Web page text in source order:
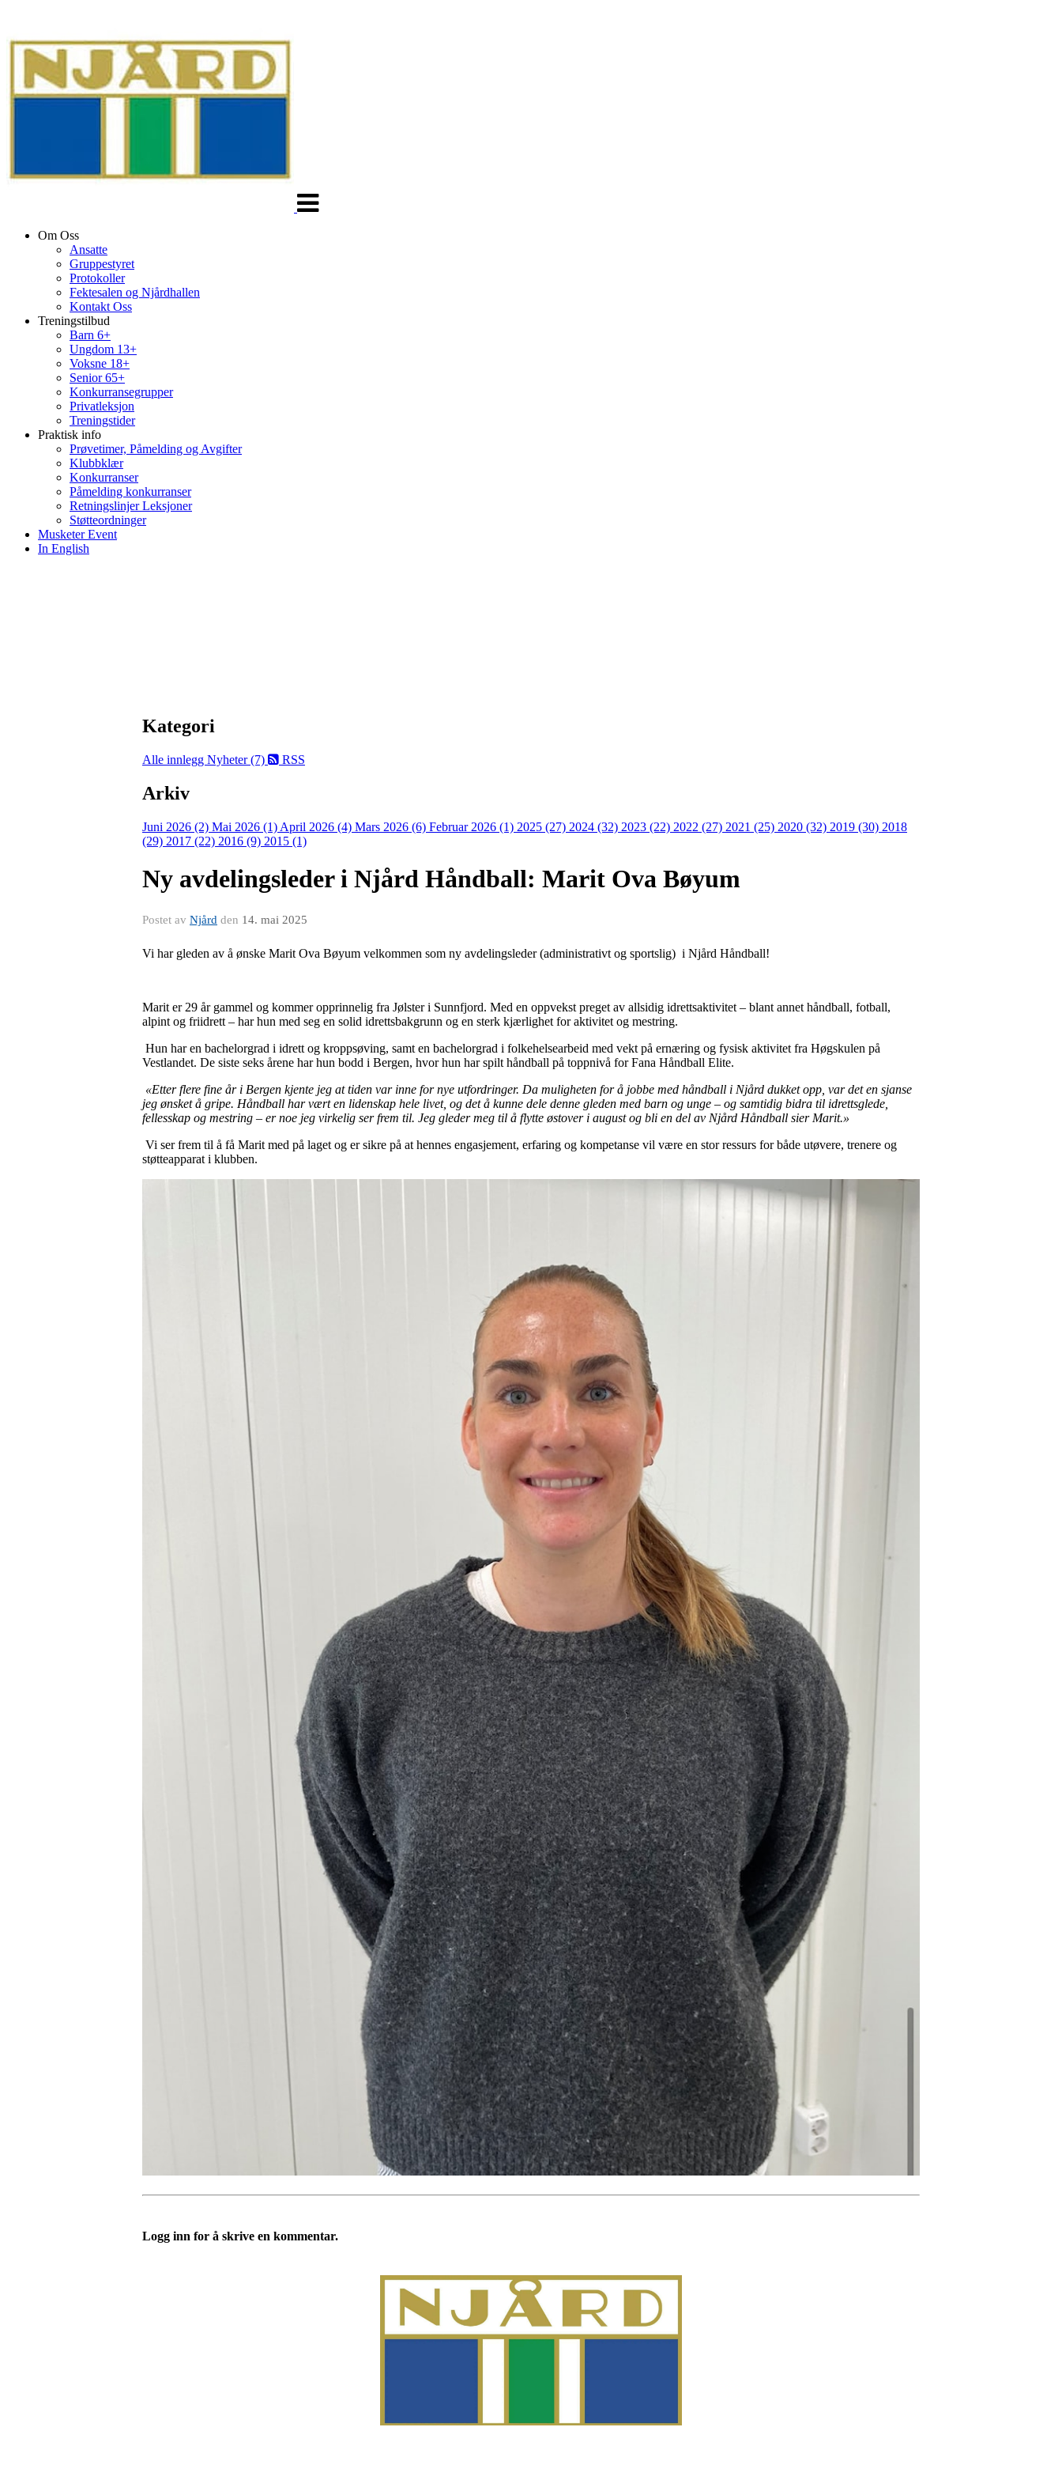
Om Oss
Ansatte
Gruppestyret
Protokoller
Fektesalen og Njårdhallen
Kontakt Oss
Treningstilbud
Barn 6+
Ungdom 13+
Voksne 18+
Senior 65+
Konkurransegrupper
Privatleksjon
Treningstider
Praktisk info
Prøvetimer, Påmelding og Avgifter
Klubbklær
Konkurranser
Påmelding konkurranser
Retningslinjer Leksjoner
Støtteordninger
Musketer Event
In English
Kategori
Alle innlegg Nyheter (7) RSS
Arkiv
Juni 2026 (2) Mai 2026 (1) April 2026 (4) Mars 2026 (6) Februar 2026 (1) 2025 (27) 2024 (32) 2023 (22) 2022 (27) 2021 (25) 2020 (32) 2019 (30) 2018
(29) 2017 (22) 2016 (9) 2015 (1)
Ny avdelingsleder i Njård Håndball: Marit Ova Bøyum
Postet av Njård den 14. mai 2025
Vi har gleden av å ønske Marit Ova Bøyum velkommen som ny avdelingsleder (administrativt og sportslig) i Njård Håndball!
Marit er 29 år gammel og kommer opprinnelig fra Jølster i Sunnfjord. Med en oppvekst preget av allsidig idrettsaktivitet – blant annet håndball, fotball,
alpint og friidrett – har hun med seg en solid idrettsbakgrunn og en sterk kjærlighet for aktivitet og mestring.
Hun har en bachelorgrad i idrett og kroppsøving, samt en bachelorgrad i folkehelsearbeid med vekt på ernæring og fysisk aktivitet fra Høgskulen på
Vestlandet. De siste seks årene har hun bodd i Bergen, hvor hun har spilt håndball på toppnivå for Fana Håndball Elite.
«Etter flere fine år i Bergen kjente jeg at tiden var inne for nye utfordringer. Da muligheten for å jobbe med håndball i Njård dukket opp, var det en sjanse
jeg ønsket å gripe. Håndball har vært en lidenskap hele livet, og det å kunne dele denne gleden med barn og unge – og samtidig bidra til idrettsglede,
fellesskap og mestring – er noe jeg virkelig ser frem til. Jeg gleder meg til å flytte østover i august og bli en del av Njård Håndball sier Marit.»
Vi ser frem til å få Marit med på laget og er sikre på at hennes engasjement, erfaring og kompetanse vil være en stor ressurs for både utøvere, trenere og
støtteapparat i klubben.
Logg inn for å skrive en kommentar.